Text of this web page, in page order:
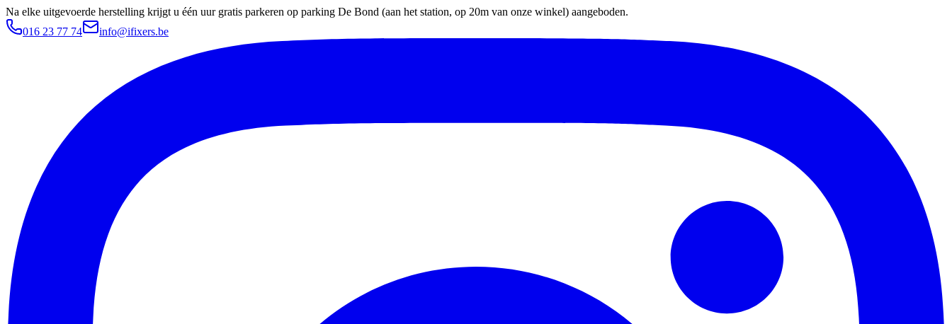
Na elke uitgevoerde herstelling krijgt u één uur gratis parkeren op parking De Bond (aan het station, op 20m van onze winkel) aangeboden.
016 23 77 74
info@ifixers.be